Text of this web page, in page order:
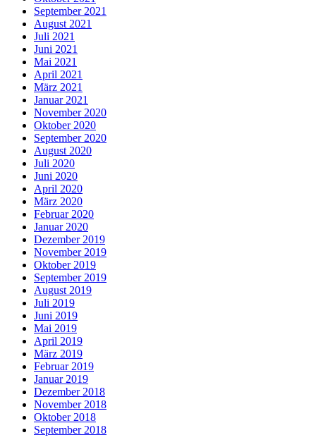
September 2021
August 2021
Juli 2021
Juni 2021
Mai 2021
April 2021
März 2021
Januar 2021
November 2020
Oktober 2020
September 2020
August 2020
Juli 2020
Juni 2020
April 2020
März 2020
Februar 2020
Januar 2020
Dezember 2019
November 2019
Oktober 2019
September 2019
August 2019
Juli 2019
Juni 2019
Mai 2019
April 2019
März 2019
Februar 2019
Januar 2019
Dezember 2018
November 2018
Oktober 2018
September 2018